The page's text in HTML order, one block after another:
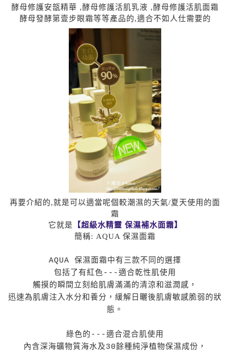
酵母修護安瓿精華 ,酵母修護活肌乳液 ,酵母修護活肌面霜
酵母發酵第壹步眼霜等等產品的,適合不如人仕需要的
再要介紹的,就是可以適當呢個較潮濕的天氣/夏天使用的面
霜
它就是 【超級水精靈 保濕補水面霜】
簡稱: AQUA 保濕面霜
AQUA 保濕面霜中有三款不同的選擇
包括了有紅色---適合乾性肌使用
觸摸的瞬間立刻給肌膚滿滿的清涼和滋潤感，
迅速為肌膚注入水分和養分，緩解日曬後肌膚敏感脆弱的狀
態。
綠色的---適合混合肌使用
內含深海礦物質海水及30餘種純淨植物保濕成份，